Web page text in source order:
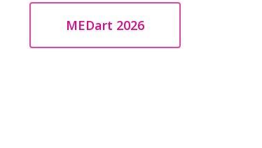
MEDart 2026